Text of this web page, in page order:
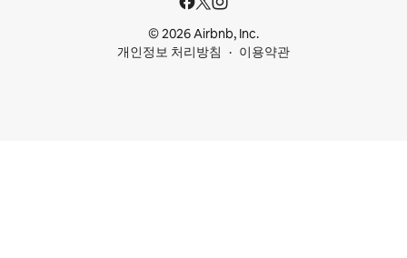
© 2026 Airbnb, Inc.
개인정보 처리방침
이용약관